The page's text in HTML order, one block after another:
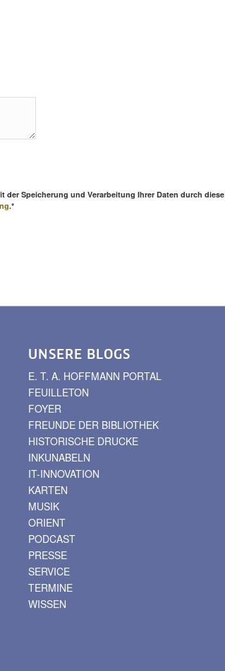
Speicherung und Verarbeitung Ihrer Daten durch
.*
UNSERE BLOGS
E. T. A. HOFFMANN PORTAL
FEUILLETON
FOYER
FREUNDE DER BIBLIOTHEK
HISTORISCHE DRUCKE
INKUNABELN
IT-INNOVATION
KARTEN
MUSIK
ORIENT
PODCAST
PRESSE
SERVICE
TERMINE
WISSEN